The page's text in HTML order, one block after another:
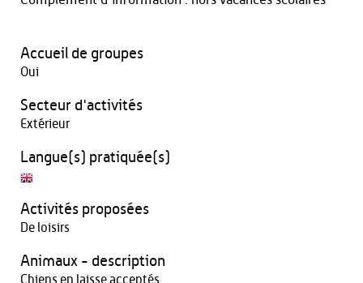
Accueil de groupes
Oui
Secteur d'activités
Extérieur
Langue(s) pratiquée(s)
Activités proposées
De loisirs
Animaux - description
Chiens en laisse acceptés.